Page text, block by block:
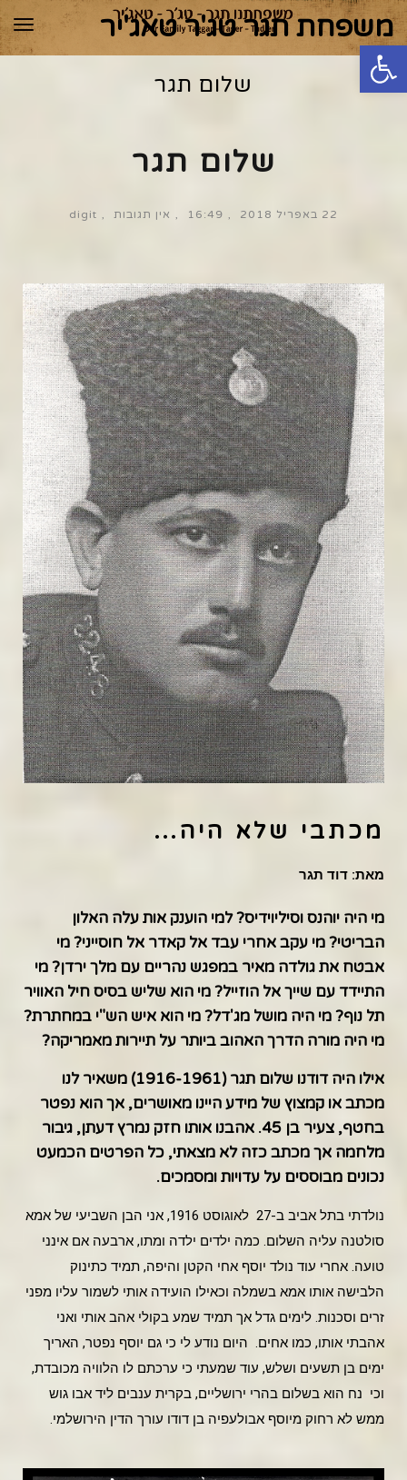
פתח סרגל נגישות
משפחת תגר טג'ר טאג'יר
שלום תגר
שלום תגר
22 באפריל 2018 16:49 אין תגובות digit
מכתבי שלא היה…
מאת: דוד תגר
מי היה יוהנס וסיליוידיס? למי הוענק אות עלה האלון
הבריטי? מי עקב אחרי עבד אל קאדר אל חוסייני? מי
אבטח את גולדה מאיר במפגש נהריים עם מלך ירדן? מי
התיידד עם שייך אל הוזייל? מי הוא שליש בסיס חיל האוויר
תל נוף? מי היה מושל מג'דל? מי הוא איש הש"י במחתרת?
מי היה מורה הדרך האהוב ביותר על תיירות מאמריקה?
אילו היה דודנו שלום תגר (1916-1961) משאיר לנו
מכתב או קמצוץ של מידע היינו מאושרים, אך הוא נפטר
בחטף, צעיר בן 45. אהבנו אותו חזק נמרץ דעתן, גיבור
מלחמה אך מכתב כזה לא מצאתי, כל הפרטים הכמעט
נכונים מבוססים על עדויות ומסמכים.
נולדתי בתל אביב ב-27 לאוגוסט 1916, אני הבן השביעי של אמא
סולטנה עליה השלום. כמה ילדים ילדה ומתו, ארבעה אם אינני
טועה. אחרי עוד נולד יוסף אחי הקטן והיפה, תמיד כתינוק
הלבישה אותו אמא בשמלה וכאילו הועידה אותי לשמור עליו מפני
זרים וסכנות. לימים גדל אך תמיד שמע בקולי אהב אותי ואני
אהבתי אותו, כמו אחים. היום נודע לי כי גם יוסף נפטר, האריך
ימים בן תשעים ושלש, עוד שמעתי כי ערכתם לו הלוויה מכובדת,
וכי נח הוא בשלום בהרי ירושליים, בקרית ענבים ליד אבו גוש
ממש לא רחוק מיוסף אבולעפיה בן דודו עורך הדין הירושלמי.